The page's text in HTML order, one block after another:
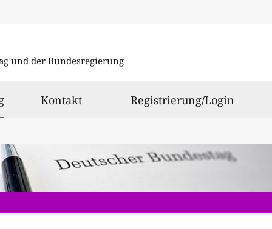
und der Bundesregierung
ausgewählt
Kontakt Registrierung/Login